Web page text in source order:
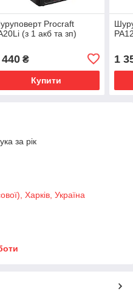
Procraft
(з 1 акб та зп)
440₴
Купити
1
за рік
Харків, Україна